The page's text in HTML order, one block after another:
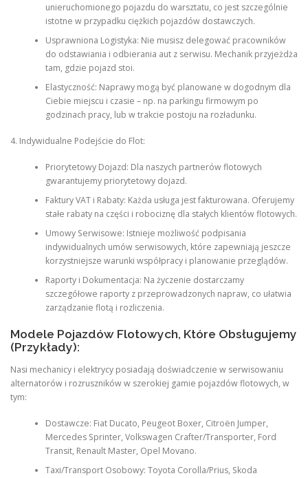
unieruchomionego pojazdu do warsztatu, co jest szczególnie
istotne w przypadku ciężkich pojazdów dostawczych.
Usprawniona Logistyka: Nie musisz delegować pracowników
do odstawiania i odbierania aut z serwisu. Mechanik przyjeżdża
tam, gdzie pojazd stoi.
Elastyczność: Naprawy mogą być planowane w dogodnym dla
Ciebie miejscu i czasie – np. na parkingu firmowym po
godzinach pracy, lub w trakcie postoju na rozładunku.
4. Indywidualne Podejście do Flot:
Priorytetowy Dojazd: Dla naszych partnerów flotowych
gwarantujemy priorytetowy dojazd.
Faktury VAT i Rabaty: Każda usługa jest fakturowana. Oferujemy
stałe rabaty na części i robociznę dla stałych klientów flotowych.
Umowy Serwisowe: Istnieje możliwość podpisania
indywidualnych umów serwisowych, które zapewniają jeszcze
korzystniejsze warunki współpracy i planowanie przeglądów.
Raporty i Dokumentacja: Na życzenie dostarczamy
szczegółowe raporty z przeprowadzonych napraw, co ułatwia
zarządzanie flotą i rozliczenia.
Modele Pojazdów Flotowych, Które Obsługujemy
(Przykłady):
Nasi mechanicy i elektrycy posiadają doświadczenie w serwisowaniu
alternatorów i rozruszników w szerokiej gamie pojazdów flotowych, w
tym:
Dostawcze: Fiat Ducato, Peugeot Boxer, Citroën Jumper,
Mercedes Sprinter, Volkswagen Crafter/Transporter, Ford
Transit, Renault Master, Opel Movano.
Taxi/Transport Osobowy: Toyota Corolla/Prius, Skoda